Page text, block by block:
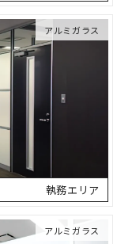
アルミガラス
執務エリア
アルミガラス